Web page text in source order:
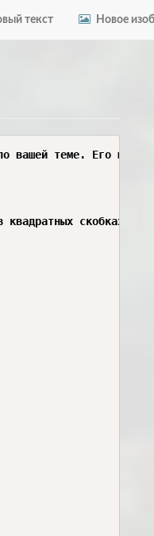
текст Новое
вашей теме. Его
скобках.